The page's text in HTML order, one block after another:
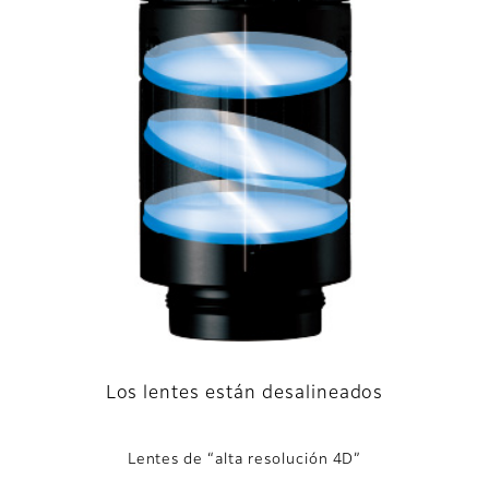
Los lentes están desalineados
Lentes de “alta resolución 4D”